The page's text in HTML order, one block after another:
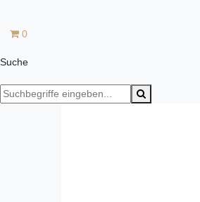
0
Suche